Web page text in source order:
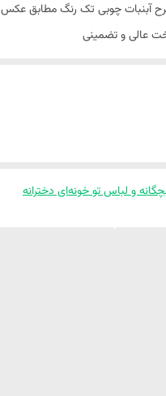
آبنبات چوبی تک رنگ مطابق عکس
عالی و تضمینی
و لباس تو خونه‌ای دخترانه